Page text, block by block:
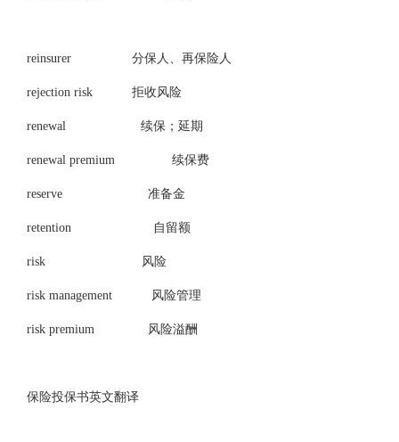
reinsurer 分保人、再保险人
rejection risk 拒收风险
renewal 续保；延期
renewal premium 续保费
reserve 准备金
retention 自留额
risk 风险
risk management 风险管理
risk premium 风险溢酬
保险投保书英文翻译